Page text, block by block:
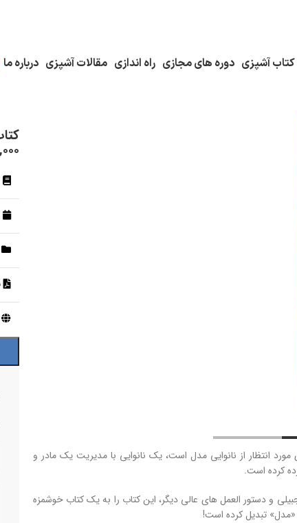
کتاب آشپزی دوره های مجازی راه اندازی مقالات آشپزی درباره ما
انتظار از نانوایی مدل است، یک نانوایی با مدیریت یک مادر و
کرده است.
و دستور العمل ‌های عالی دیگر، این کتاب را به یک کتاب خوشمزه
«مدل» تبدیل کرده است!